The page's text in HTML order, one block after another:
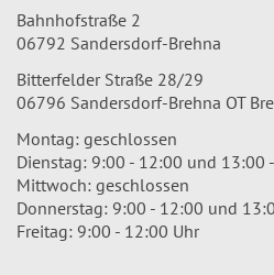
Bahnhofstraße 2
06792 Sandersdorf-Brehna
Bitterfelder Straße 28/29
06796 Sandersdorf-Brehna OT
Montag: geschlossen
Dienstag: 9:00 - 12:00 und 13:00
Mittwoch: geschlossen
Donnerstag: 9:00 - 12:00 und
Freitag: 9:00 - 12:00 Uhr